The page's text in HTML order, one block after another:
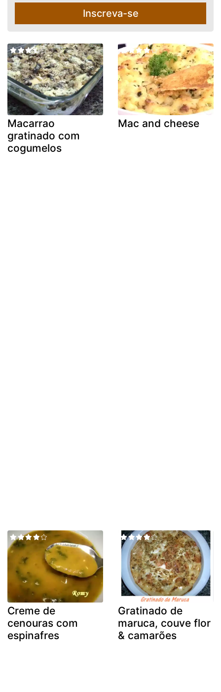
Inscreva-se
Macarrao
gratinado com
cogumelos
Mac and cheese
Creme de
cenouras com
espinafres
Gratinado de
maruca, couve flor
& camarões